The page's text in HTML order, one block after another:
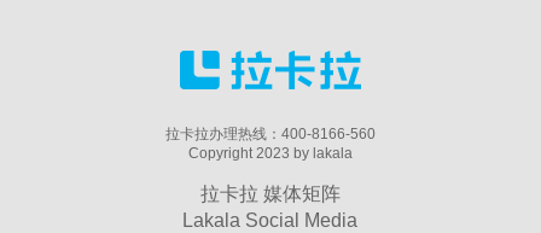
拉卡拉办理热线：400-8166-560
Copyright 2023 by lakala
拉卡拉 媒体矩阵
Lakala Social Media